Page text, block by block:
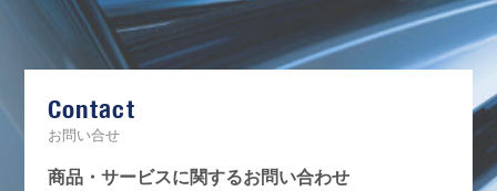
e
o
o
k
Contact
お問い合せ
商品・サービスに関するお問い合わせ